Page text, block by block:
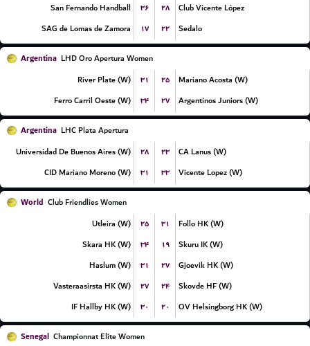
San Fernando Handball
۳۶ ۲۸
Club Vicente López
SAG de Lomas de Zamora
۱۷ ۲۲ Sedalo
Argentina LHD Oro Apertura Women
River Plate (W)
۳۱ ۲۵
Mariano Acosta (W)
Ferro Carril Oeste (W)
۳۴ ۲۷ Argentinos Juniors (W)
Argentina LHC Plata Apertura
Universidad De Buenos Aires (W)
۲۸ ۲۳
CA Lanus (W)
CID Mariano Moreno (W)
۳۱ ۳۳ Vicente Lopez (W)
World Club Friendlies Women
Utleira (W)
۲۵ ۳۱
Follo HK (W)
Skara HK (W)
۳۴ ۱۹
Skuru IK (W)
Haslum (W)
۳۱ ۲۷
Gjoevik HK (W)
Vasteraasirsta HK (W)
۲۷ ۲۴
Skovde HF (W)
IF Hallby HK (W)
۳۰ ۲۰ OV Helsingborg HK (W)
Senegal Championnat Elite Women